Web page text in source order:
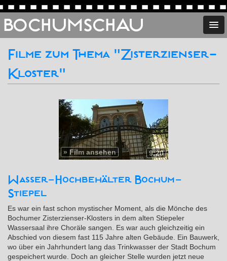
BOCHUMSCHAU
Filme zum Thema "Zisterzienser-
Kloster"
9:20
» Film ansehen
Wasser-Hochbehälter Bochum-
Stiepel
Es war ein fast schon mystischer Moment, als die Mönche des
Bochumer Zisterzienser-Klosters in dem alten Stiepeler
Wassersaal ihre Choräle sangen. Es war auch gleichzeitig ein
Abschied von diesem fast 115 Jahre alten Gebäude. Ein Bauwerk,
wo über ein Jahrhundert lang das Trinkwasser der Stadt Bochum
gespeichert wurde. Doch an gleicher Stelle wurden jetzt neue